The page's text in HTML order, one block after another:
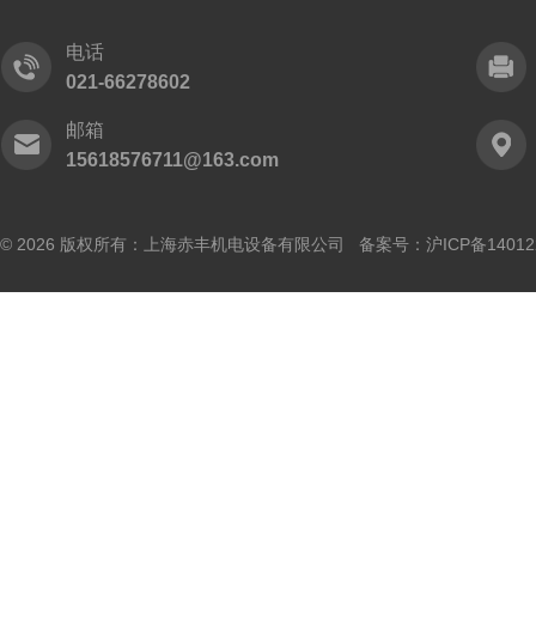
电话
021-66278602
邮箱
15618576711@163.com
© 2026 版权所有：上海赤丰机电设备有限公司 备案号： 沪ICP备